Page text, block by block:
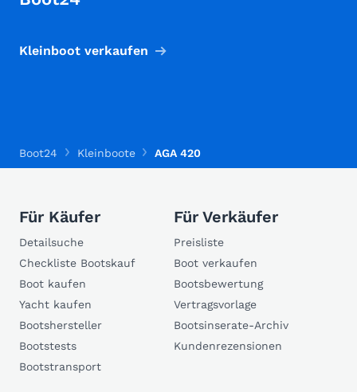
Kleinboot verkaufen
Boot24 Kleinboote AGA 420
Für Käufer
Detailsuche
Checkliste Bootskauf
Boot kaufen
Yacht kaufen
Bootshersteller
Bootstests
Bootstransport
Für Verkäufer
Preisliste
Boot verkaufen
Bootsbewertung
Vertragsvorlage
Bootsinserate-Archiv
Kundenrezensionen